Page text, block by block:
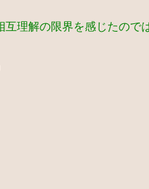
理解の限界を感じたので